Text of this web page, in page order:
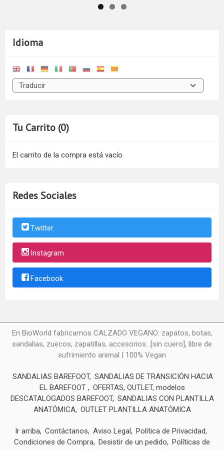
Idioma
Tu Carrito (0)
El carrito de la compra está vacío
Redes Sociales
Twitter
Instagram
Facebook
En BioWorld fabricamos CALZADO VEGANO: zapatos, botas,
sandalias, zuecos, zapatillas, accesorios...[sin cuero], libre de
sufrimiento animal | 100% Vegan
SANDALIAS BAREFOOT SANDALIAS DE TRANSICIÓN HACIA
EL BAREFOOT
OFERTAS, OUTLET, modelos
DESCATALOGADOS BAREFOOT SANDALIAS CON PLANTILLA
ANATÓMICA OUTLET PLANTILLA ANATÓMICA
Ir arriba Contáctanos Aviso Legal
Política de Privacidad
Condiciones de Compra Desistir de un pedido
Políticas de